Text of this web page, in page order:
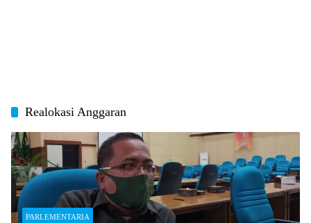
Realokasi Anggaran
PARLEMENTARIA